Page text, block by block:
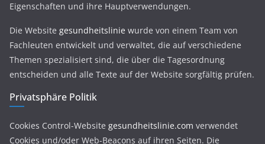
Eigenschaften und ihre Hauptverwendungen.
Die Website gesundheitslinie wurde von einem Team von
Fachleuten entwickelt und verwaltet, die auf verschiedene
Themen spezialisiert sind, die über die Tagesordnung
entscheiden und alle Texte auf der Website sorgfältig prüfen.
Privatsphäre Politik
Cookies Control-Website gesundheitslinie.com verwendet
Cookies und/oder Web-Beacons auf ihren Seiten. Die